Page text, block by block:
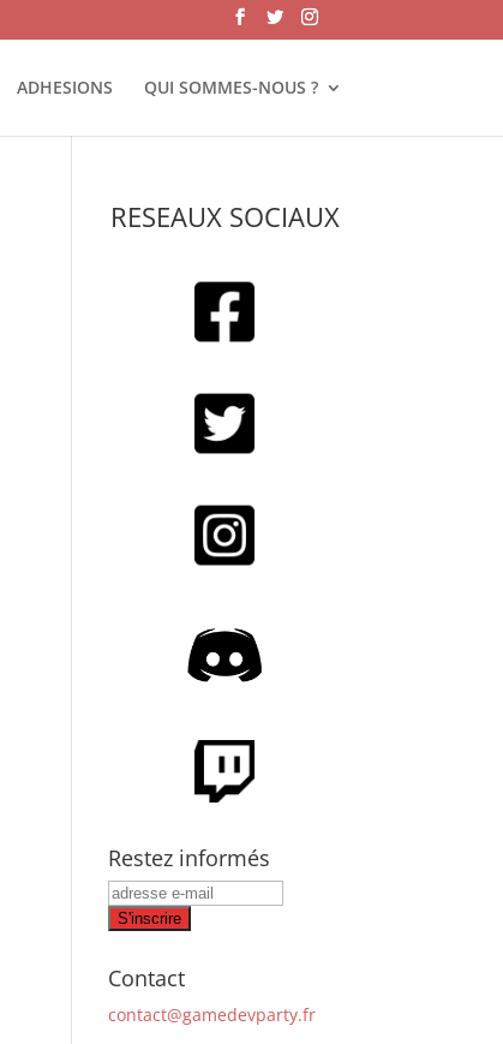
ADHESIONS QUI SOMMES-NOUS ?
RESEAUX SOCIAUX
Restez informés
Contact
contact@gamedevparty.fr